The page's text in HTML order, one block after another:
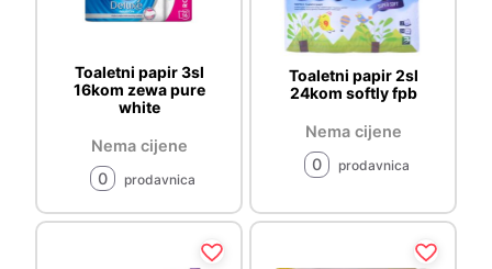
Toaletni papir 3sl
16kom zewa pure
white
Nema cijene
0
prodavnica
Toaletni papir 2sl
24kom softly fpb
Nema cijene
0
prodavnica